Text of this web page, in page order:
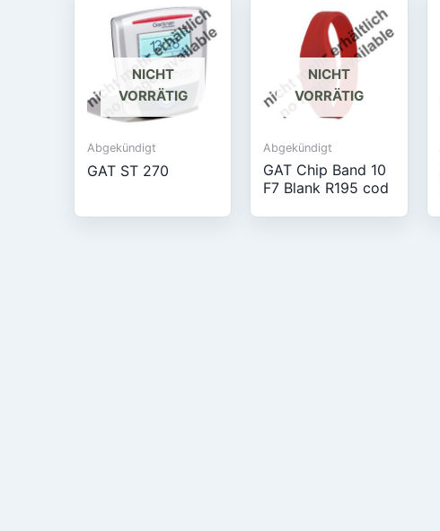
NICHT
VORRÄTIG
Abgekündigt
GAT ST 270
NICHT
VORRÄTIG
Abgekündigt
GAT Chip Band 10
F7 Blank R195 cod